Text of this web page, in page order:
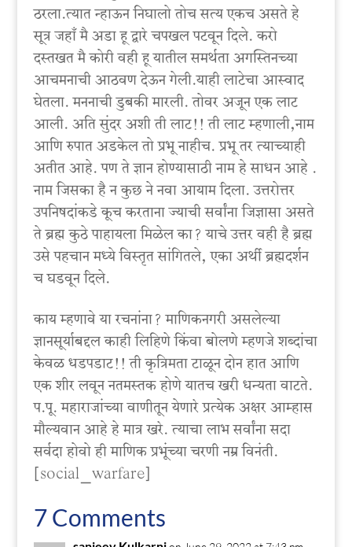
ठरला.त्यात न्हाऊन निघालो तोच सत्य एकच असते हे
सूत्र जहाँ मै अडा हू द्वारे चपखल पटवून दिले. करो
दस्तखत मै कोरी वही हू यातील समर्थता अगस्तिनच्या
आचमनाची आठवण देऊन गेली.याही लाटेचा आस्वाद
घेतला. मननाची डुबकी मारली. तोवर अजून एक लाट
आली. अति सुंदर अशी ती लाट!! ती लाट म्हणाली,नाम
आणि रुपात अडकेल तो प्रभू नाहीच. प्रभू तर त्याच्याही
अतीत आहे. पण ते ज्ञान होण्यासाठी नाम हे साधन आहे .
नाम जिसका है न कुछ ने नवा आयाम दिला. उत्तरोत्तर
उपनिषदांकडे कूच करताना ज्याची सर्वांना जिज्ञासा असते
ते ब्रह्म कुठे पाहायला मिळेल का? याचे उत्तर वही है ब्रह्म
उसे पहचान मध्ये विस्तृत सांगितले, एका अर्थी ब्रह्मदर्शन
च घडवून दिले.
काय म्हणावे या रचनांना? माणिकनगरी असलेल्या
ज्ञानसूर्याबद्दल काही लिहिणे किंवा बोलणे म्हणजे शब्दांचा
केवळ धडपडाट!! ती कृत्रिमता टाळून दोन हात आणि
एक शीर लवून नतमस्तक होणे यातच खरी धन्यता वाटते.
प.पू. महाराजांच्या वाणीतून येणारे प्रत्येक अक्षर आम्हास
मौल्यवान आहे हे मात्र खरे. त्याचा लाभ सर्वांना सदा
सर्वदा होवो ही माणिक प्रभूंच्या चरणी नम्र विनंती.
[social_warfare]
7 Comments